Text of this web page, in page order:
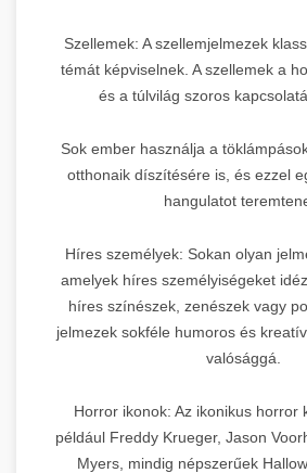
Szellemek: A szellemjelmezek
témát képviselnek. A szellemek a
és a túlvilág szoros
Sok ember használja a
otthonaik díszítésére is, és ezzel
hangulatot
Híres személyek: Sokan olyan
amelyek híres személyiségeket
híres színészek, zenészek vagy
jelmezek sokféle humoros és
valósággá.
Horror ikonok: Az ikonikus horror
például Freddy Krueger, Jason
Myers, mindig népszerűek